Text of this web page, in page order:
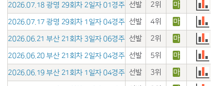
2026.07.18 광명 29회차 2일자 01경주 선발 2위 마
2026.07.17 광명 29회차 1일자 04경주 선발 4위 마
2026.06.21 부산 21회차 3일자 06경주 선발 2위 마
2026.06.20 부산 21회차 2일자 04경주 선발 5위 마
2026.06.19 부산 21회차 1일자 04경주 선발 3위 마